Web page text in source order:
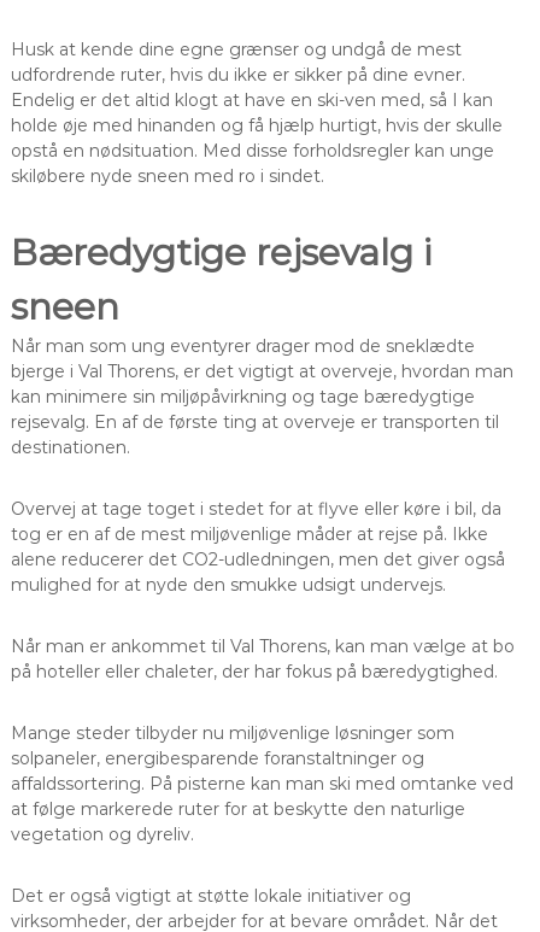
Husk at kende dine egne grænser og undgå de mest
udfordrende ruter, hvis du ikke er sikker på dine evner.
Endelig er det altid klogt at have en ski-ven med, så I kan
holde øje med hinanden og få hjælp hurtigt, hvis der skulle
opstå en nødsituation. Med disse forholdsregler kan unge
skiløbere nyde sneen med ro i sindet.
Bæredygtige rejsevalg i
sneen
Når man som ung eventyrer drager mod de sneklædte
bjerge i Val Thorens, er det vigtigt at overveje, hvordan man
kan minimere sin miljøpåvirkning og tage bæredygtige
rejsevalg. En af de første ting at overveje er transporten til
destinationen.
Overvej at tage toget i stedet for at flyve eller køre i bil, da
tog er en af de mest miljøvenlige måder at rejse på. Ikke
alene reducerer det CO2-udledningen, men det giver også
mulighed for at nyde den smukke udsigt undervejs.
Når man er ankommet til Val Thorens, kan man vælge at bo
på hoteller eller chaleter, der har fokus på bæredygtighed.
Mange steder tilbyder nu miljøvenlige løsninger som
solpaneler, energibesparende foranstaltninger og
affaldssortering. På pisterne kan man ski med omtanke ved
at følge markerede ruter for at beskytte den naturlige
vegetation og dyreliv.
Det er også vigtigt at støtte lokale initiativer og
virksomheder, der arbejder for at bevare området. Når det